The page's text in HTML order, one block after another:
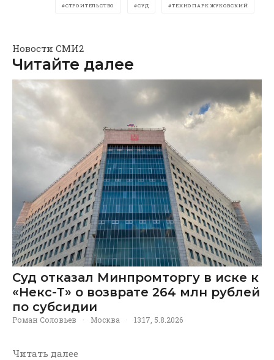
СТРОИТЕЛЬСТВО СУД ТЕХНОПАРК ЖУКОВСКИЙ
Новости СМИ2
Читайте далее
Суд отказал Минпромторгу в иске к
«Некс-Т» о возврате 264 млн рублей
по субсидии
Роман Соловьев · Москва · 13:17, 5.8.2026
Читать далее